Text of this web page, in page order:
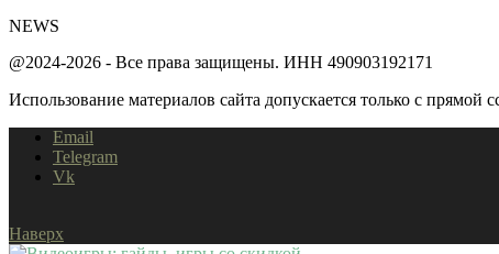
NEWS
@2024-2026 - Все права защищены. ИНН 490903192171
Использование материалов сайта допускается только с прямой
Email
Telegram
Vk
Наверх